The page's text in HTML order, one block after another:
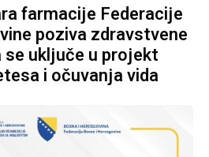
farmacije Federacije
poziva zdravstvene
uključe u projekt
i očuvanja vida